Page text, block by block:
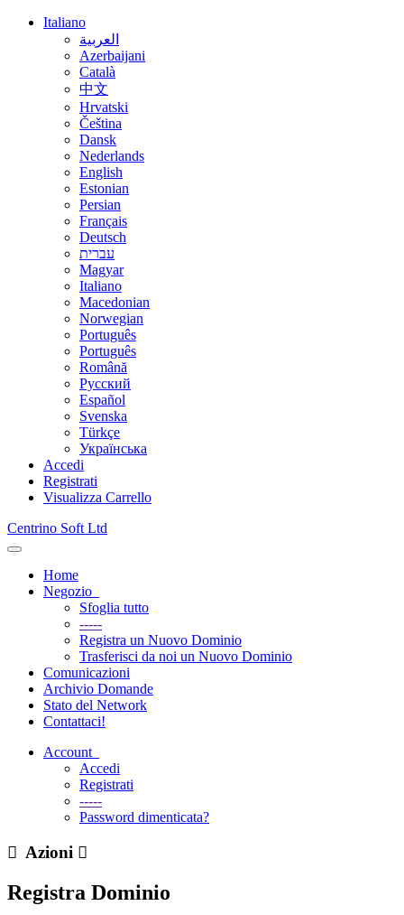
Italiano
العربية
Azerbaijani
Català
中文
Hrvatski
Čeština
Dansk
Nederlands
English
Estonian
Persian
Français
Deutsch
עברית
Magyar
Italiano
Macedonian
Norwegian
Português
Português
Română
Русский
Español
Svenska
Türkçe
Українська
Accedi
Registrati
Visualizza Carrello
Centrino Soft Ltd
Attiva
Navigazione
Home
Negozio
Sfoglia tutto
-----
Registra un Nuovo Dominio
Trasferisci da noi un Nuovo Dominio
Comunicazioni
Archivio Domande
Stato del Network
Contattaci!
Account
Accedi
Registrati
-----
Password dimenticata?
Azioni
Registra Dominio